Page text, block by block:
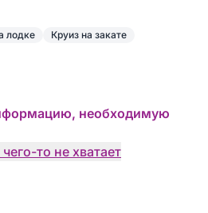
лодке
Круиз на закате
необходимую
то не хватает